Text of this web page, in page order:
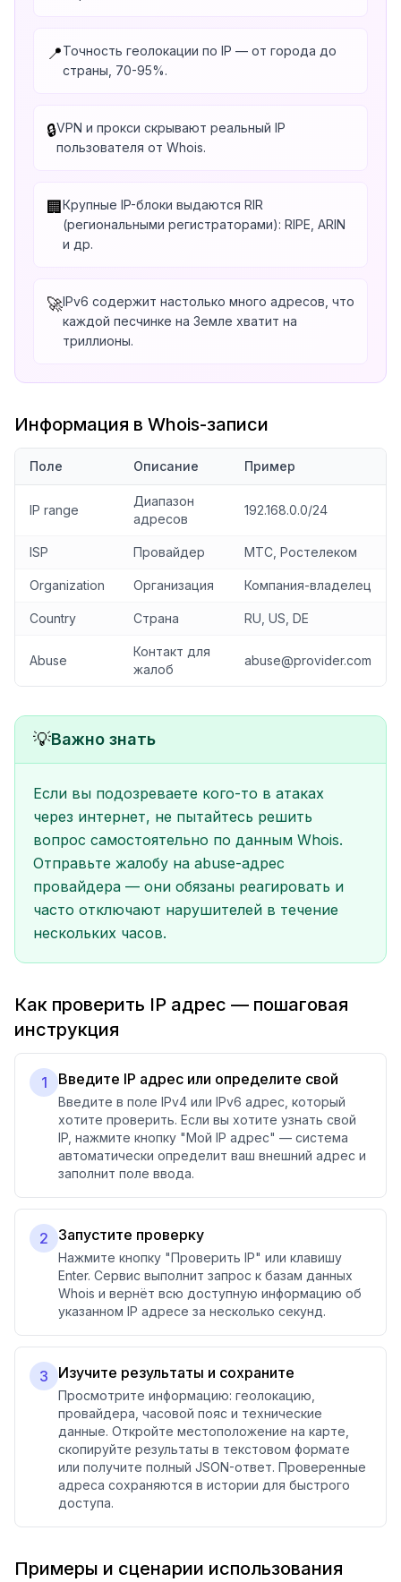
📍Точность геолокации по IP — от города до
страны, 70-95%.
🔒VPN и прокси скрывают реальный IP
пользователя от Whois.
🏢 Крупные IP-блоки выдаются RIR
(региональными регистраторами): RIPE, ARIN
и др.
🚀IPv6 содержит настолько много адресов, что
каждой песчинке на Земле хватит на
триллионы.
Информация в Whois-записи
Поле Описание Пример
IP range
Диапазон
адресов
192.168.0.0/24
ISP Провайдер МТС, Ростелеком
Organization Организация Компания-владелец
Country Страна RU, US, DE
Abuse
Контакт для
жалоб
abuse@provider.com
💡Важно знать
Если вы подозреваете кого-то в атаках
через интернет, не пытайтесь решить
вопрос самостоятельно по данным Whois.
Отправьте жалобу на abuse-адрес
провайдера — они обязаны реагировать и
часто отключают нарушителей в течение
нескольких часов.
Как проверить IP адрес — пошаговая
инструкция
1 Введите IP адрес или определите свой
Введите в поле IPv4 или IPv6 адрес, который
хотите проверить. Если вы хотите узнать свой
IP, нажмите кнопку "Мой IP адрес" — система
автоматически определит ваш внешний адрес и
заполнит поле ввода.
2 Запустите проверку
Нажмите кнопку "Проверить IP" или клавишу
Enter. Сервис выполнит запрос к базам данных
Whois и вернёт всю доступную информацию об
указанном IP адресе за несколько секунд.
3 Изучите результаты и сохраните
Просмотрите информацию: геолокацию,
провайдера, часовой пояс и технические
данные. Откройте местоположение на карте,
скопируйте результаты в текстовом формате
или получите полный JSON-ответ. Проверенные
адреса сохраняются в истории для быстрого
доступа.
Примеры и сценарии использования